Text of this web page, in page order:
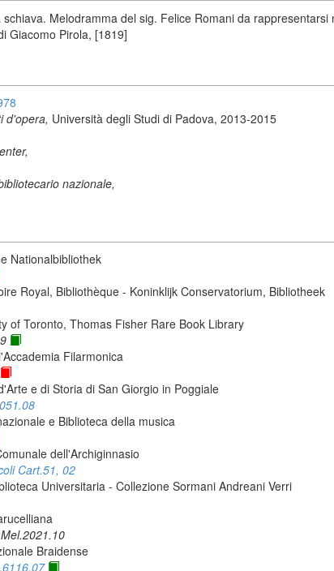
schiava. Melodramma del sig. Felice Romani da
Giacomo Pirola, [1819]
d'opera, Università degli Studi di Padova, 2013-2015
nazionale,
Nationalbibliothek
Royal, Bibliothèque - Koninklijk Conservatorium, Bibliotheek
of Toronto, Thomas Fisher Rare Book Library
Filarmonica
e di Storia di San Giorgio in Poggiale
e Biblioteca della musica
dell'Archiginnasio
Cart.51, 02
Universitaria - Collezione Sormani Andreani Verri
Braidense